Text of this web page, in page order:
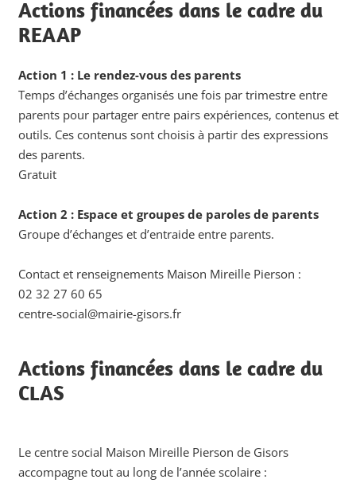
Actions financées dans le cadre du
REAAP
Action 1 : Le rendez-vous des parents
Temps d’échanges organisés une fois par trimestre entre
parents pour partager entre pairs expériences, contenus et
outils. Ces contenus sont choisis à partir des expressions
des parents.
Gratuit
Action 2 : Espace et groupes de paroles de parents
Groupe d’échanges et d’entraide entre parents.
Contact et renseignements Maison Mireille Pierson :
02 32 27 60 65
centre-social@mairie-gisors.fr
Actions financées dans le cadre du
CLAS
Le centre social Maison Mireille Pierson de Gisors
accompagne tout au long de l’année scolaire :